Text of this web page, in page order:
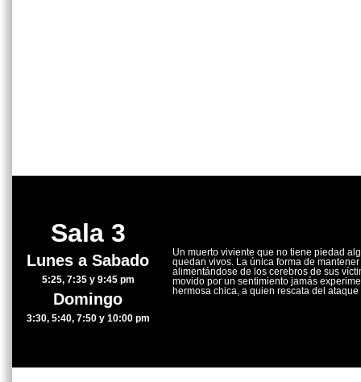
Sala 3
Lunes a Sabado
5:25, 7:35 y 9:45 pm
Domingo
3:30, 5:40, 7:50 y 10:00 pm
Un muerto viviente que no tiene piedad
quedan vivos. La única forma de
alimentándose de los cerebros de sus
movido por un sentimiento jamás
hermosa chica, a quien rescata del